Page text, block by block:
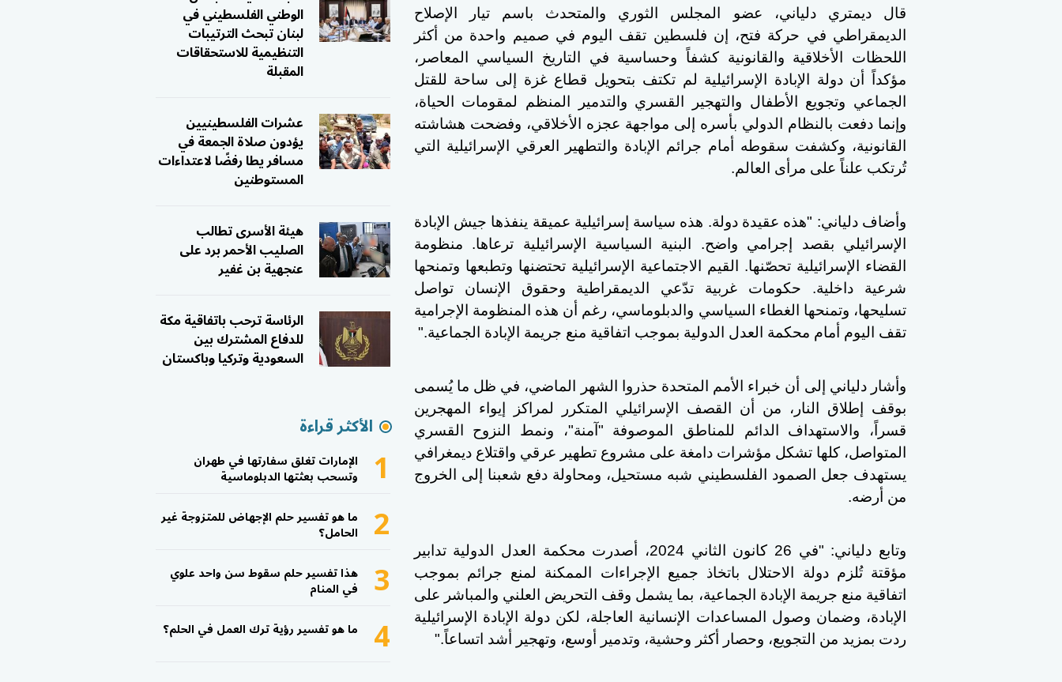
قال ديمتري دلياني، عضو المجلس الثوري والمتحدث باسم تيار الإصلاح
الديمقراطي في حركة فتح، إن فلسطين تقف اليوم في صميم واحدة من أكثر
اللحظات الأخلاقية والقانونية كشفاً وحساسية في التاريخ السياسي المعاصر،
مؤكداً أن دولة الإبادة الإسرائيلية لم تكتف بتحويل قطاع غزة إلى ساحة للقتل
الجماعي وتجويع الأطفال والتهجير القسري والتدمير المنظم لمقومات الحياة،
وإنما دفعت بالنظام الدولي بأسره إلى مواجهة عجزه الأخلاقي، وفضحت هشاشته
القانونية، وكشفت سقوطه أمام جرائم الإبادة والتطهير العرقي الإسرائيلية التي
تُرتكب علناً على مرأى العالم.
وأضاف دلياني: "هذه عقيدة دولة. هذه سياسة إسرائيلية عميقة ينفذها جيش الإبادة
الإسرائيلي بقصد إجرامي واضح. البنية السياسية الإسرائيلية ترعاها. منظومة
القضاء الإسرائيلية تحصّنها. القيم الاجتماعية الإسرائيلية تحتضنها وتطبعها وتمنحها
شرعية داخلية. حكومات غربية تدّعي الديمقراطية وحقوق الإنسان تواصل
تسليحها، وتمنحها الغطاء السياسي والدبلوماسي، رغم أن هذه المنظومة الإجرامية
تقف اليوم أمام محكمة العدل الدولية بموجب اتفاقية منع جريمة الإبادة الجماعية."
وأشار دلياني إلى أن خبراء الأمم المتحدة حذروا الشهر الماضي، في ظل ما يُسمى
بوقف إطلاق النار، من أن القصف الإسرائيلي المتكرر لمراكز إيواء المهجرين
قسراً، والاستهداف الدائم للمناطق الموصوفة "آمنة"، ونمط النزوح القسري
المتواصل، كلها تشكل مؤشرات دامغة على مشروع تطهير عرقي واقتلاع ديمغرافي
يستهدف جعل الصمود الفلسطيني شبه مستحيل، ومحاولة دفع شعبنا إلى الخروج
من أرضه.
وتابع دلياني: "في 26 كانون الثاني 2024، أصدرت محكمة العدل الدولية تدابير
مؤقتة تُلزم دولة الاحتلال باتخاذ جميع الإجراءات الممكنة لمنع جرائم بموجب
اتفاقية منع جريمة الإبادة الجماعية، بما يشمل وقف التحريض العلني والمباشر على
الإبادة، وضمان وصول المساعدات الإنسانية العاجلة، لكن دولة الإبادة الإسرائيلية
ردت بمزيد من التجويع، وحصار أكثر وحشية، وتدمير أوسع، وتهجير أشد اتساعاً."
الوطني الفلسطيني في
لبنان تبحث الترتيبات
التنظيمية للاستحقاقات
المقبلة
عشرات الفلسطينيين
يؤدون صلاة الجمعة في
مسافر يطا رفضًا لاعتداءات
المستوطنين
هيئة الأسرى تطالب
الصليب الأحمر برد على
عنجهية بن غفير
الرئاسة ترحب باتفاقية مكة
للدفاع المشترك بين
السعودية وتركيا وباكستان
الأكثر قراءة
1 الإمارات تغلق سفارتها في طهران
وتسحب بعثتها الدبلوماسية
2 ما هو تفسير حلم الإجهاض للمتزوجة غير
الحامل؟
3 هذا تفسير حلم سقوط سن واحد علوي
في المنام
4 ما هو تفسير رؤية ترك العمل في الحلم؟